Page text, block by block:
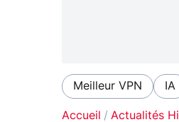
Meilleur VPN IA
Accueil Actualités